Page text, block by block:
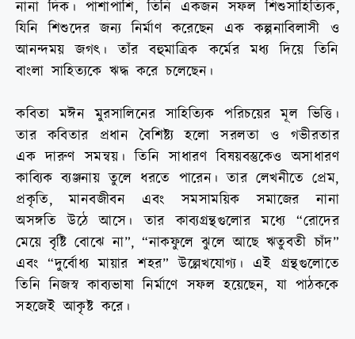
নানা দিক। পাশাপাশি, তিনি একজন সফল শিশুসাহিত্যিক,
যিনি শিশুদের জন্য নির্মাণ করেছেন এক কল্পনাবিলাসী ও
আনন্দময় জগৎ। তাঁর বহুমাত্রিক কর্মের মধ্য দিয়ে তিনি
বাংলা সাহিত্যকে ঋদ্ধ করে চলেছেন।
কবিতা মঈন মুরসালিনের সাহিত্যিক পরিচয়ের মূল ভিত্তি।
তার কবিতার প্রধান বৈশিষ্ট্য হলো সরলতা ও গভীরতার
এক দারুণ সমন্বয়। তিনি সাধারণ বিষয়বস্তুকেও অসাধারণ
কাব্যিক ব্যঞ্জনায় তুলে ধরতে পারেন। তার লেখনীতে প্রেম,
প্রকৃতি, মানবজীবন এবং সমসাময়িক সমাজের নানা
অসঙ্গতি উঠে আসে। তার কাব্যগ্রন্থগুলোর মধ্যে “রোদের
মেয়ে বৃষ্টি বোঝে না”, “নাকফুলে ঝুলে আছে ঋতুবতী চাঁদ”
এবং “দুর্বোধ্য মায়ার শহর” উল্লেখযোগ্য। এই গ্রন্থগুলোতে
তিনি নিজস্ব কাব্যভাষা নির্মাণে সফল হয়েছেন, যা পাঠককে
সহজেই আকৃষ্ট করে।